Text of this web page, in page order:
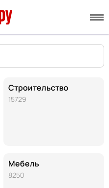
Строительство
15729
Мебель
8250